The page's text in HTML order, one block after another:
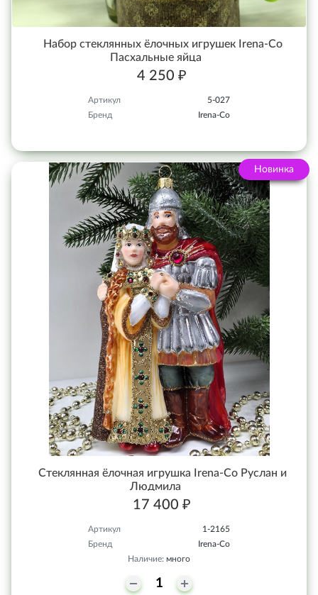
Набор стеклянных ёлочных игрушек Irena-Co
Пасхальные яйца
4 250 ₽
Артикул
5-027
Бренд
Irena-Co
Новинка
Стеклянная ёлочная игрушка Irena-Co Руслан и
Людмила
17 400 ₽
Артикул
1-2165
Бренд
Irena-Co
Наличие: много